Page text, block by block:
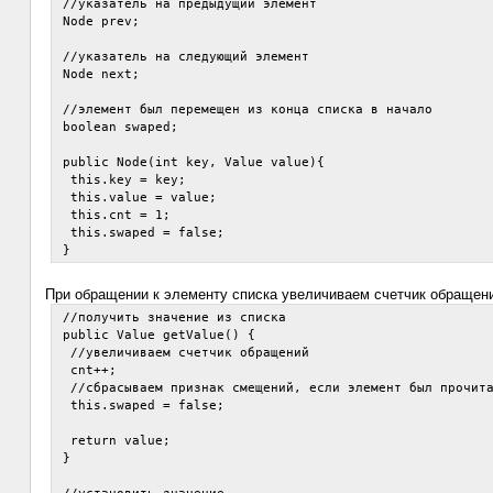
//указатель на предыдущий элемент
Node prev;
//указатель на следующий элемент
Node next;
//элемент был перемещен из конца списка в начало
boolean swaped;
public Node(int key, Value value){
  this.key = key;
  this.value = value;
  this.cnt = 1;
  this.swaped = false;
При обращении к элементу списка увеличиваем счетчик
//получить значение из списка
public Value getValue() {
  //увеличиваем счетчик обращений
  cnt++;
//сбрасываем признак смещений, если элемент был
  this.swaped = false;
  return value;
}